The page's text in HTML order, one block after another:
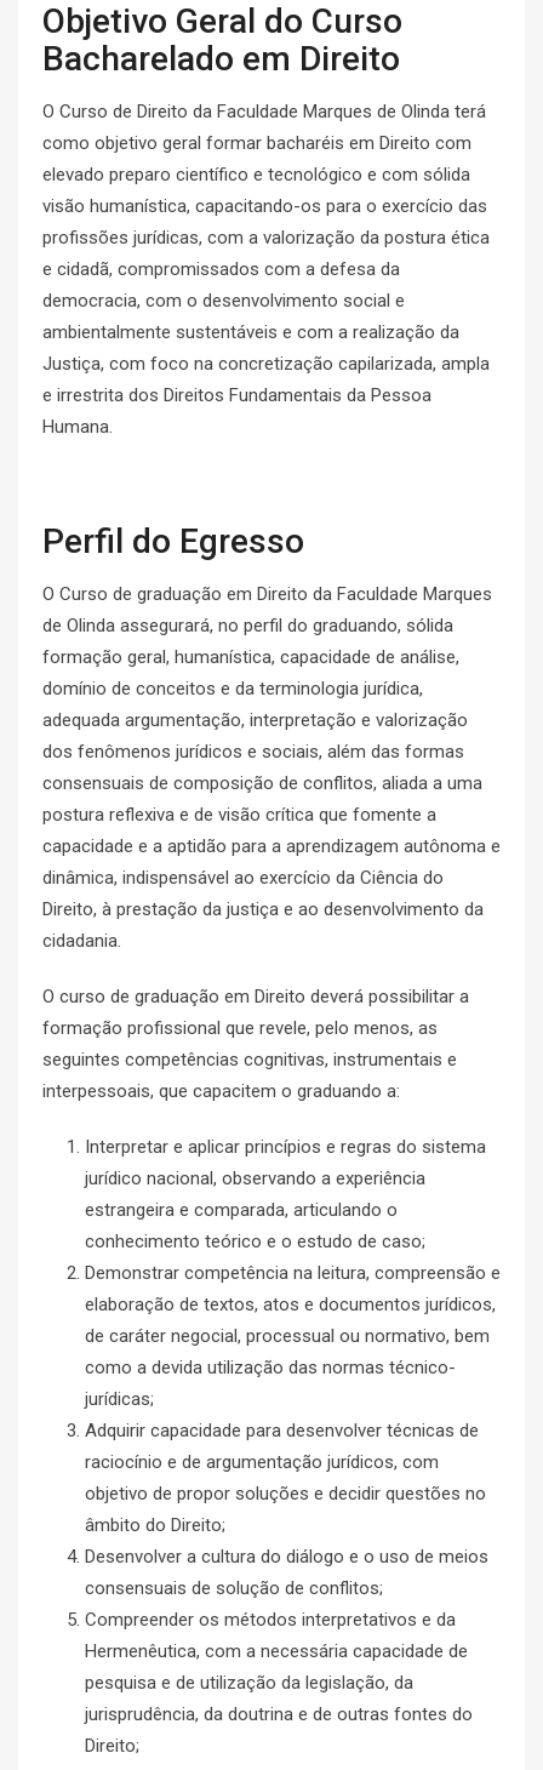
Objetivo Geral do Curso
Bacharelado em Direito
O Curso de Direito da Faculdade Marques de Olinda terá
como objetivo geral formar bacharéis em Direito com
elevado preparo científico e tecnológico e com sólida
visão humanística, capacitando-os para o exercício das
profissões jurídicas, com a valorização da postura ética
e cidadã, compromissados com a defesa da
democracia, com o desenvolvimento social e
ambientalmente sustentáveis e com a realização da
Justiça, com foco na concretização capilarizada, ampla
e irrestrita dos Direitos Fundamentais da Pessoa
Humana.
Perfil do Egresso
O Curso de graduação em Direito da Faculdade Marques
de Olinda assegurará, no perfil do graduando, sólida
formação geral, humanística, capacidade de análise,
domínio de conceitos e da terminologia jurídica,
adequada argumentação, interpretação e valorização
dos fenômenos jurídicos e sociais, além das formas
consensuais de composição de conflitos, aliada a uma
postura reflexiva e de visão crítica que fomente a
capacidade e a aptidão para a aprendizagem autônoma e
dinâmica, indispensável ao exercício da Ciência do
Direito, à prestação da justiça e ao desenvolvimento da
cidadania.
O curso de graduação em Direito deverá possibilitar a
formação profissional que revele, pelo menos, as
seguintes competências cognitivas, instrumentais e
interpessoais, que capacitem o graduando a:
Interpretar e aplicar princípios e regras do sistema
jurídico nacional, observando a experiência
estrangeira e comparada, articulando o
conhecimento teórico e o estudo de caso;
Demonstrar competência na leitura, compreensão e
elaboração de textos, atos e documentos jurídicos,
de caráter negocial, processual ou normativo, bem
como a devida utilização das normas técnico-
jurídicas;
Adquirir capacidade para desenvolver técnicas de
raciocínio e de argumentação jurídicos, com
objetivo de propor soluções e decidir questões no
âmbito do Direito;
Desenvolver a cultura do diálogo e o uso de meios
consensuais de solução de conflitos;
Compreender os métodos interpretativos e da
Hermenêutica, com a necessária capacidade de
pesquisa e de utilização da legislação, da
jurisprudência, da doutrina e de outras fontes do
Direito;